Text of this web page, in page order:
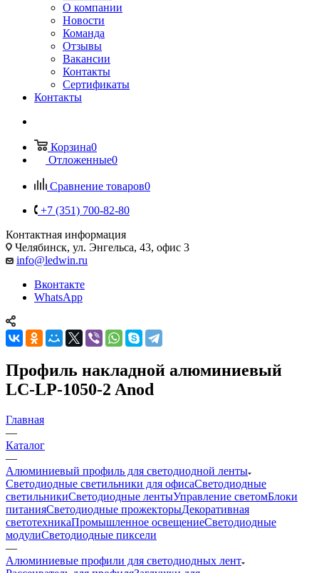
О компании
Новости
Команда
Отзывы
Вакансии
Контакты
Сертификаты
Контакты
Корзина0
Отложенные0
Сравнение товаров0
+7 (351) 700-82-80
Контактная информация
Челябинск, ул. Энгельса, 43, офис 3
info@ledwin.ru
Вконтакте
WhatsApp
Профиль накладной алюминиевый
LC-LP-1050-2 Anod
Главная
—
Каталог
—
Алюминиевый профиль для светодиодной ленты
Светодиодные светильники для офисаСветодиодные
светильникиСветодиодные лентыУправление светомБлоки
питанияСветодиодные прожекторыДекоративная
светотехникаПромышленное освещениеСветодиодные
модулиСветодиодные пиксели
—
Алюминиевые профили для светодиодных лент